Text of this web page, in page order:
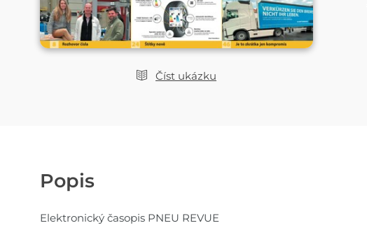
Číst ukázku
Popis
Elektronický časopis PNEU REVUE